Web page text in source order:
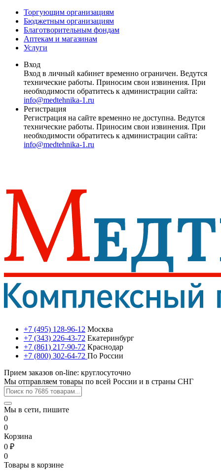
Торгующим организациям
Бюджетным организациям
Благотворительным фондам
Аптекам и магазинам
Услуги
Вход
Вход в личный кабинет временно ограничен. Ведутся
технические работы. Приносим свои извинения. При
необходимости обратитесь к администрации сайта:
info@medtehnika-1.ru
Регистрация
Регистрация на сайте временно не доступна. Ведутся
технические работы. Приносим свои извинения. При
необходимости обратитесь к администрации сайта:
info@medtehnika-1.ru
+7 (495) 128-96-12 Москва
+7 (343) 226-43-72 Екатеринбург
+7 (861) 217-90-72 Краснодар
+7 (800) 302-64-72 По России
Прием заказов on-line: круглосуточно
Мы отправляем товары по всей России и в страны СНГ
Мы в сети, пишите
0
0
Корзина
0 ₽
0
Товары в корзине